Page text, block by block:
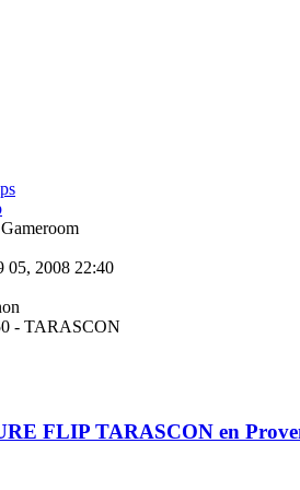
05, 2008 22:40
- TARASCON
FLIP TARASCON en